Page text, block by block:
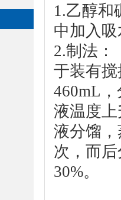
1.乙醇和
中加入
2.制法：
于装有
460mL
液温度
液分馏
次，而
30%。